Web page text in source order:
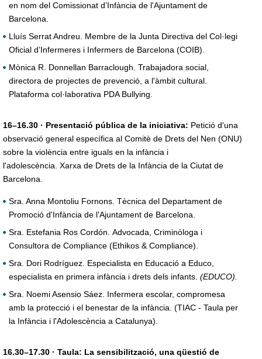
en nom del Comissionat d’Infància de l'Ajuntament de
Barcelona.
Lluís Serrat Andreu. Membre de la Junta Directiva del Col·legi
Oficial d’Infermeres i Infermers de Barcelona (COIB).
Mònica R. Donnellan Barraclough. Trabajadora social,
directora de projectes de prevenció, a l'àmbit cultural.
Plataforma col·laborativa PDA Bullying.
16–16.30 · Presentació pública de la iniciativa: Petició d'una
observació general específica al Comitè de Drets del Nen (ONU)
sobre la violència entre iguals en la infància i
l'adolescència. Xarxa de Drets de la Infància de la Ciutat de
Barcelona.
Sra. Anna Montoliu Fornons. Tècnica del Departament de
Promoció d'Infància de l'Ajuntament de Barcelona.
Sra. Estefania Ros Cordón. Advocada, Criminòloga i
Consultora de Compliance (Ethikos & Compliance).
Sra. Dori Rodríguez. Especialista en Educació a Educo,
especialista en primera infància i drets dels infants. (EDUCO).
Sra. Noemi Asensio Sáez. Infermera escolar, compromesa
amb la protecció i el benestar de la infància. (TIAC - Taula per
la Infància i l'Adolescència a Catalunya).
16.30–17.30 · Taula: La sensibilització, una qüestió de